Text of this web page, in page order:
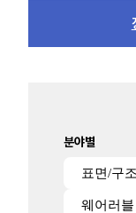
분야별
표면/구조
웨어러블